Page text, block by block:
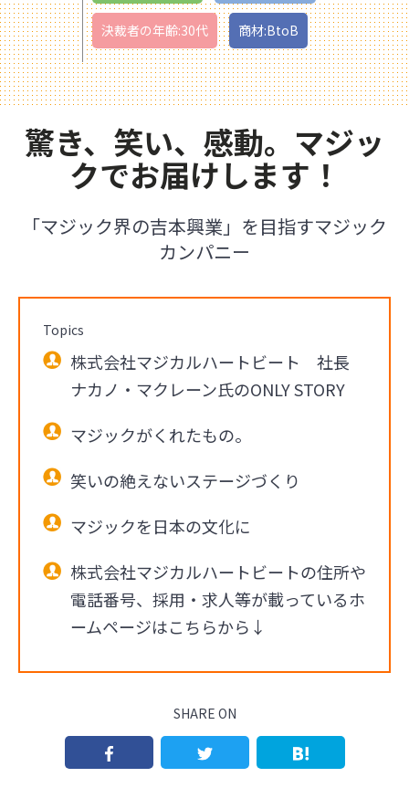
決裁者の年齢:30代 商材:BtoB
驚き、笑い、感動。マジッ
クでお届けします！
「マジック界の吉本興業」を目指すマジック
カンパニー
Topics
株式会社マジカルハートビート 社長
ナカノ・マクレーン氏のONLY STORY
マジックがくれたもの。
笑いの絶えないステージづくり
マジックを日本の文化に
株式会社マジカルハートビートの住所や
電話番号、採用・求人等が載っているホ
ームページはこちらから↓
SHARE ON